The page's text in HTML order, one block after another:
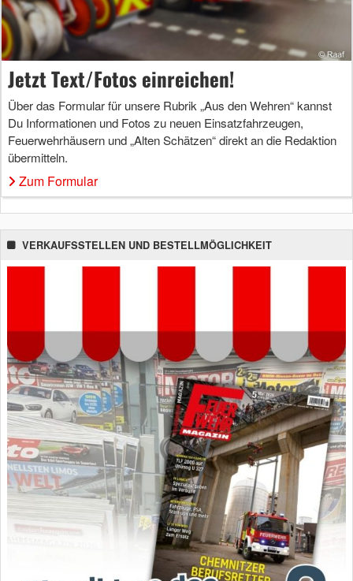
Jetzt Text/Fotos einreichen!
Über das Formular für unsere Rubrik „Aus den Wehren“ kannst
Du Informationen und Fotos zu neuen Einsatzfahrzeugen,
Feuerwehrhäusern und „Alten Schätzen“ direkt an die Redaktion
übermitteln.
Zum Formular
VERKAUFSSTELLEN UND BESTELLMÖGLICHKEIT